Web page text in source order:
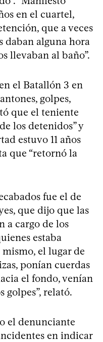
en el cuartel,
que a veces
daban alguna hora
llevaban al baño”.
el Batallón 3 en
golpes,
que el teniente
los detenidos” y
estuvo 11 años
que “retornó la
fue el de
que dijo que las
a cargo de los
estaba
el lugar de
ponían cuerdas
el fondo, venían
golpes”, relató.
el denunciante
en indicar